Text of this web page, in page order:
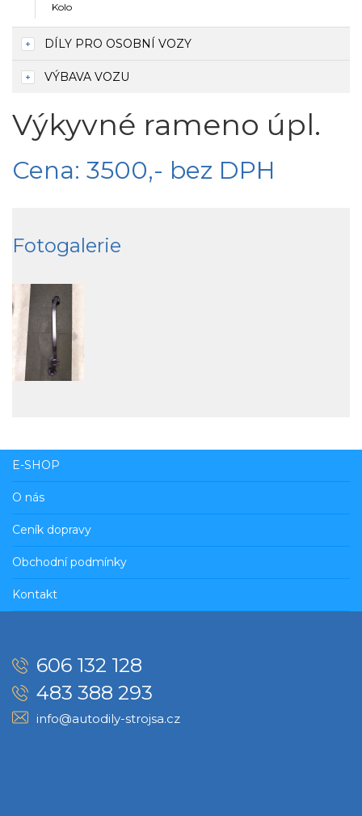
Kolo
DÍLY PRO OSOBNÍ VOZY
VÝBAVA VOZU
Výkyvné rameno úpl.
Cena: 3500,- bez DPH
Fotogalerie
E-SHOP
O nás
Ceník dopravy
Obchodní podmínky
Kontakt
606 132 128
483 388 293
info@autodily-strojsa.cz